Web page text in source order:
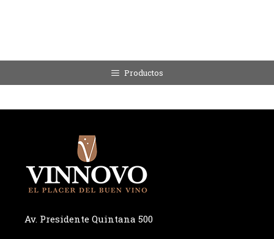
Productos
Av. Presidente Quintana 500